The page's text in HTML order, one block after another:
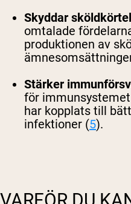
Skyddar
omtalade
produktionen av
Stärker
för
har kopplats till
infektioner (5).